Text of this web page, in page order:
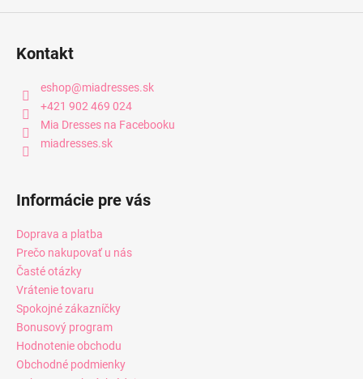
Kontakt
eshop@miadresses.sk
+421 902 469 024
Mia Dresses na Facebooku
miadresses.sk
Informácie pre vás
Doprava a platba
Prečo nakupovať u nás
Časté otázky
Vrátenie tovaru
Spokojné zákazníčky
Bonusový program
Hodnotenie obchodu
Obchodné podmienky